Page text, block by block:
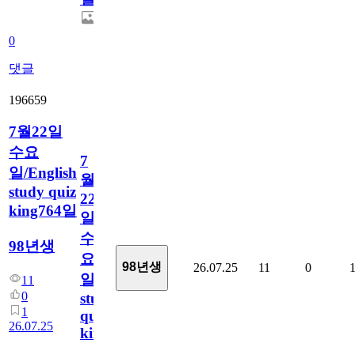
0
댓글
196659
7월22일
수요
일/English
study quiz
king764일
98년생
11
0
1
26.07.25
7
월
22
일
수
요
일/English
study
quiz
king764
98년생 26.07.25 11 0 1